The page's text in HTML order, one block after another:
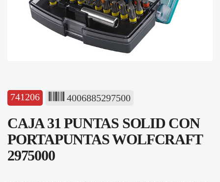
741206 4006885297500
CAJA 31 PUNTAS SOLID CON
PORTAPUNTAS WOLFCRAFT
2975000